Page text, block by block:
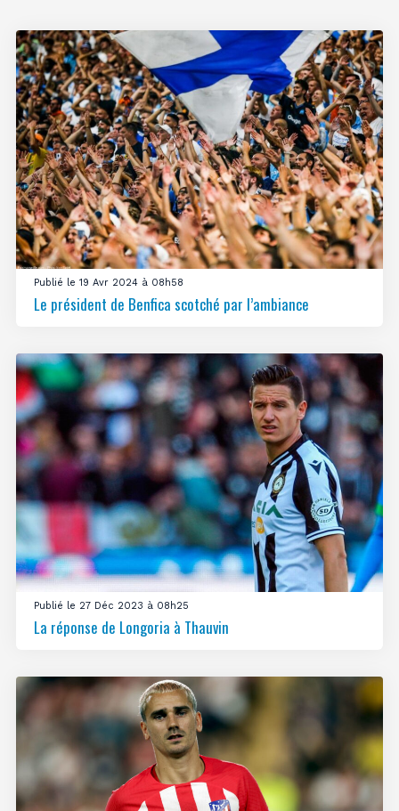
Publié le 19 Avr 2024 à 08h58
Le président de Benfica scotché par l’ambiance
Publié le 27 Déc 2023 à 08h25
La réponse de Longoria à Thauvin